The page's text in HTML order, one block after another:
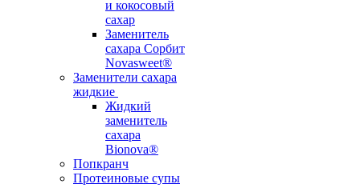
и кокосовый
сахар
Заменитель
сахара Сорбит
Novasweet®
Заменители сахара
жидкие
Жидкий
заменитель
сахара
Bionova®
Попкранч
Протеиновые супы